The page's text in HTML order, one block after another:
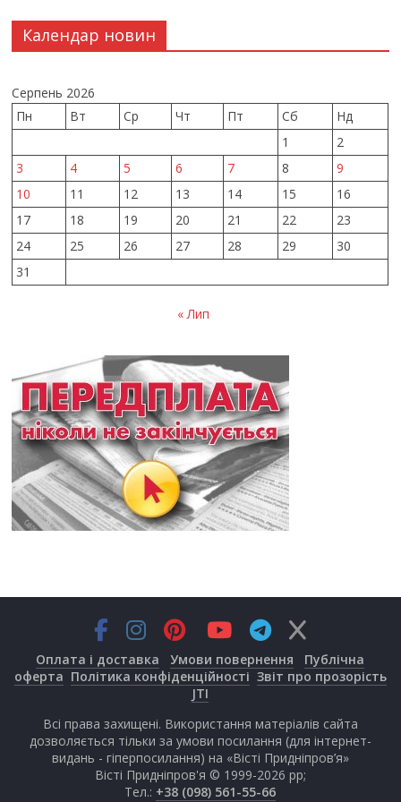
Календар новин
Серпень 2026
Пн
Вт Ср Чт Пт Сб
Нд
1
2
3
4 5 6 7 8
9
10
11 12 13 14 15
16
17
18 19 20 21 22
23
24
25 26 27 28 29
30
31
« Лип
Оплата і доставка Умови повернення
Публічна
оферта Політика конфіденційності Звіт про прозорість
JTI
Всі права захищені. Використання матеріалів сайта
дозволяється тільки за умови посилання (для інтернет-
видань - гіперпосилання) на «Вісті Придніпров’я»
Вісті Придніпров'я © 1999-2026 рр;
Тел.: +38 (098) 561-55-66